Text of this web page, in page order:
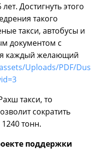
Достигнуть этого
такого
такси, автобусы и
документом с
каждый желающий
Uploads/PDF/Dus
такси, то
сократить
тонн.
поддержки